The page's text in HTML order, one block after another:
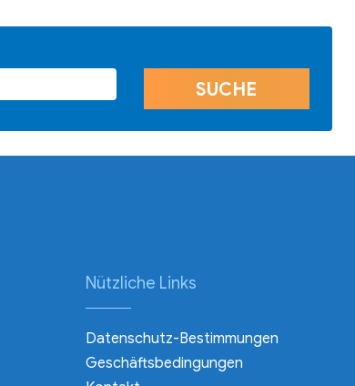
Nützliche Links
Datenschutz-Bestimmungen
Geschäftsbedingungen